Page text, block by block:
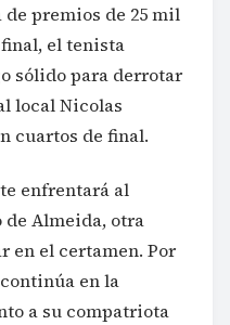
premios de 25 mil
el tenista
sólido para derrotar
local Nicolas
cuartos de final.
enfrentará al
Almeida, otra
en el certamen. Por
en la
a su compatriota